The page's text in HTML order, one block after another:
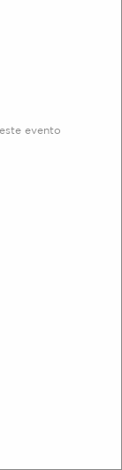
evento